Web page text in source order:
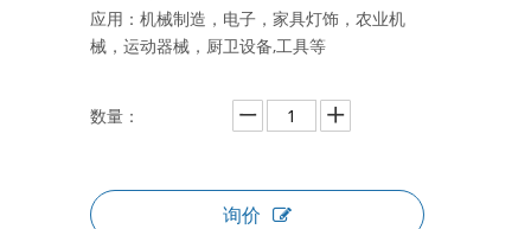
应用：机械制造，电子，家具灯饰，农业机
械，运动器械，厨卫设备,工具等
数量：
询价